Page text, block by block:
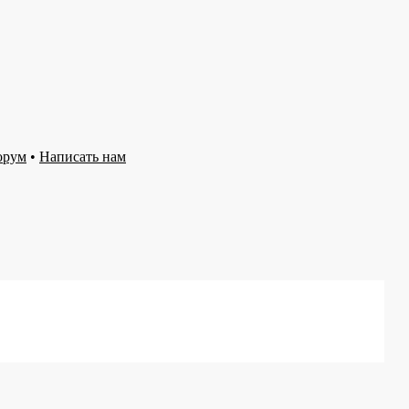
• Написать нам